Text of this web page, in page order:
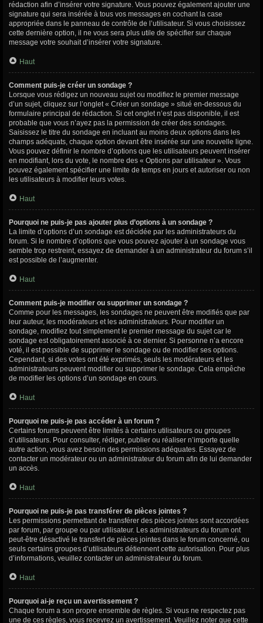
rédaction afin d’insérer votre signature. Vous pouvez également ajouter une
signature qui sera insérée à tous vos messages en cochant la case
appropriée dans le panneau de contrôle de l’utilisateur. Si vous choisissez
cette dernière option, il ne vous sera plus utile de spécifier sur chaque
message votre souhait d’insérer votre signature.
Haut
Comment puis-je créer un sondage ?
Lorsque vous rédigez un nouveau sujet ou modifiez le premier message
d’un sujet, cliquez sur l’onglet « Créer un sondage » situé en-dessous du
formulaire principal de rédaction. Si cet onglet n’est pas disponible, il est
probable que vous n’ayez pas la permission de créer des sondages.
Saisissez le titre du sondage en incluant au moins deux options dans les
champs adéquats, chaque option devant être insérée sur une nouvelle ligne.
Vous pouvez définir le nombre d’options que les utilisateurs peuvent insérer
en modifiant, lors du vote, le nombre des « Options par utilisateur ». Vous
pouvez également spécifier une limite de temps en jours et autoriser ou non
les utilisateurs à modifier leurs votes.
Haut
Pourquoi ne puis-je pas ajouter plus d’options à un sondage ?
La limite d’options d’un sondage est décidée par les administrateurs du
forum. Si le nombre d’options que vous pouvez ajouter à un sondage vous
semble trop restreint, essayez de demander à un administrateur du forum s’il
est possible de l’augmenter.
Haut
Comment puis-je modifier ou supprimer un sondage ?
Comme pour les messages, les sondages ne peuvent être modifiés que par
leur auteur, les modérateurs et les administrateurs. Pour modifier un
sondage, modifiez tout simplement le premier message du sujet car le
sondage est obligatoirement associé à ce dernier. Si personne n’a encore
voté, il est possible de supprimer le sondage ou de modifier ses options.
Cependant, si des votes ont été exprimés, seuls les modérateurs et les
administrateurs peuvent modifier ou supprimer le sondage. Cela empêche
de modifier les options d’un sondage en cours.
Haut
Pourquoi ne puis-je pas accéder à un forum ?
Certains forums peuvent être limités à certains utilisateurs ou groupes
d’utilisateurs. Pour consulter, rédiger, publier ou réaliser n’importe quelle
autre action, vous avez besoin des permissions adéquates. Essayez de
contacter un modérateur ou un administrateur du forum afin de lui demander
un accès.
Haut
Pourquoi ne puis-je pas transférer de pièces jointes ?
Les permissions permettant de transférer des pièces jointes sont accordées
par forum, par groupe ou par utilisateur. Les administrateurs du forum ont
peut-être désactivé le transfert de pièces jointes dans le forum concerné, ou
seuls certains groupes d’utilisateurs détiennent cette autorisation. Pour plus
d’informations, veuillez contacter un administrateur du forum.
Haut
Pourquoi ai-je reçu un avertissement ?
Chaque forum a son propre ensemble de règles. Si vous ne respectez pas
une de ces règles, vous recevrez un avertissement. Veuillez noter que cette